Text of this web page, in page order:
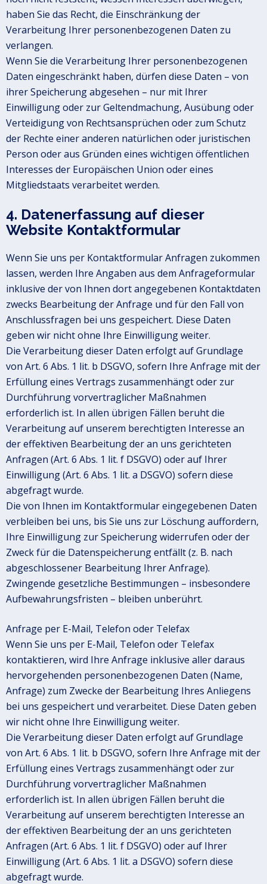
haben Sie das Recht, die Einschränkung der
Verarbeitung Ihrer personenbezogenen Daten zu
verlangen.
Wenn Sie die Verarbeitung Ihrer personenbezogenen
Daten eingeschränkt haben, dürfen diese Daten – von
ihrer Speicherung abgesehen – nur mit Ihrer
Einwilligung oder zur Geltendmachung, Ausübung oder
Verteidigung von Rechtsansprüchen oder zum Schutz
der Rechte einer anderen natürlichen oder juristischen
Person oder aus Gründen eines wichtigen öffentlichen
Interesses der Europäischen Union oder eines
Mitgliedstaats verarbeitet werden.
4. Datenerfassung auf dieser
Website Kontaktformular
Wenn Sie uns per Kontaktformular Anfragen zukommen
lassen, werden Ihre Angaben aus dem Anfrageformular
inklusive der von Ihnen dort angegebenen Kontaktdaten
zwecks Bearbeitung der Anfrage und für den Fall von
Anschlussfragen bei uns gespeichert. Diese Daten
geben wir nicht ohne Ihre Einwilligung weiter.
Die Verarbeitung dieser Daten erfolgt auf Grundlage
von Art. 6 Abs. 1 lit. b DSGVO, sofern Ihre Anfrage mit der
Erfüllung eines Vertrags zusammenhängt oder zur
Durchführung vorvertraglicher Maßnahmen
erforderlich ist. In allen übrigen Fällen beruht die
Verarbeitung auf unserem berechtigten Interesse an
der effektiven Bearbeitung der an uns gerichteten
Anfragen (Art. 6 Abs. 1 lit. f DSGVO) oder auf Ihrer
Einwilligung (Art. 6 Abs. 1 lit. a DSGVO) sofern diese
abgefragt wurde.
Die von Ihnen im Kontaktformular eingegebenen Daten
verbleiben bei uns, bis Sie uns zur Löschung auffordern,
Ihre Einwilligung zur Speicherung widerrufen oder der
Zweck für die Datenspeicherung entfällt (z. B. nach
abgeschlossener Bearbeitung Ihrer Anfrage).
Zwingende gesetzliche Bestimmungen – insbesondere
Aufbewahrungsfristen – bleiben unberührt.
Anfrage per E-Mail, Telefon oder Telefax
Wenn Sie uns per E-Mail, Telefon oder Telefax
kontaktieren, wird Ihre Anfrage inklusive aller daraus
hervorgehenden personenbezogenen Daten (Name,
Anfrage) zum Zwecke der Bearbeitung Ihres Anliegens
bei uns gespeichert und verarbeitet. Diese Daten geben
wir nicht ohne Ihre Einwilligung weiter.
Die Verarbeitung dieser Daten erfolgt auf Grundlage
von Art. 6 Abs. 1 lit. b DSGVO, sofern Ihre Anfrage mit der
Erfüllung eines Vertrags zusammenhängt oder zur
Durchführung vorvertraglicher Maßnahmen
erforderlich ist. In allen übrigen Fällen beruht die
Verarbeitung auf unserem berechtigten Interesse an
der effektiven Bearbeitung der an uns gerichteten
Anfragen (Art. 6 Abs. 1 lit. f DSGVO) oder auf Ihrer
Einwilligung (Art. 6 Abs. 1 lit. a DSGVO) sofern diese
abgefragt wurde.